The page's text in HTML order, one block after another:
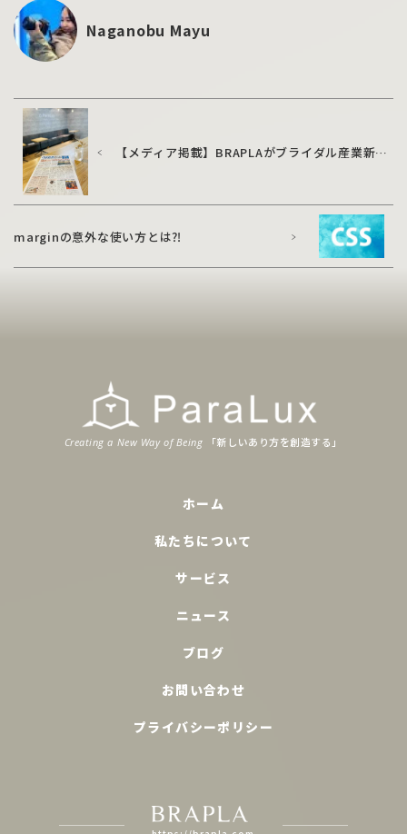
Naganobu Mayu
【メディア掲載】BRAPLAがブライダル産業新聞
marginの意外な使い方とは⁈
Creating a New Way of Being 「新 しいあり方を創造する」
ホーム
私たちについて
サービス
ニュース
ブログ
お問い合わせ
プライバシーポリシー